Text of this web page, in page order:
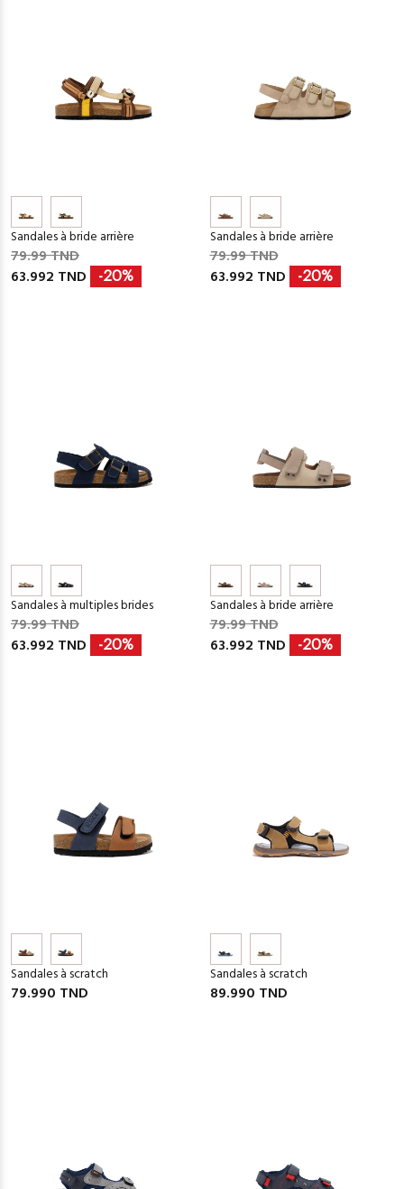
Sandales à bride arrière
79.99 TND
63.992 TND
-20%
Sandales à bride arrière
79.99 TND
63.992 TND
-20%
Sandales à multiples brides
79.99 TND
63.992 TND
-20%
Sandales à bride arrière
79.99 TND
63.992 TND
-20%
Sandales à scratch
79.990 TND
Sandales à scratch
89.990 TND